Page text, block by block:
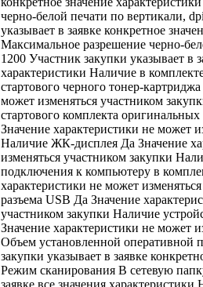
черно-белой печати по вертикали,
указывает в заявке конкретное
Максимальное разрешение черно-
1200 Участник закупки указывает в
характеристики Наличие в
стартового черного тонер-
может изменяться участником
стартового комплекта
Значение характеристики не может
Наличие ЖК-дисплея Да Значение
изменяться участником закупки
подключения к компьютеру в
характеристики не может
разъема USB Да Значение
участником закупки Наличие
Значение характеристики не может
Объем установленной оперативной
закупки указывает в заявке
Режим сканирования В сетевую
заявке все значения